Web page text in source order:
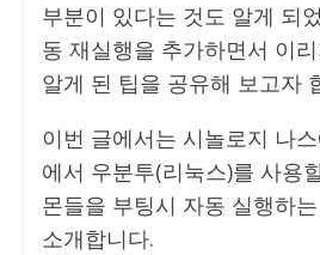
부분이 있다는 것도 알게 되
동 재실행을 추가하면서 이
알게 된 팁을 공유해 보고자
이번 글에서는 시놀로지 나
에서 우분투(리눅스)를 사용
몬들을 부팅시 자동 실행하
소개합니다.